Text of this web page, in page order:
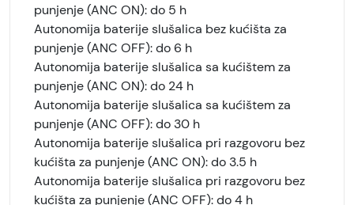
punjenje (ANC ON): do 5 h
Autonomija baterije slušalica bez kućišta za
punjenje (ANC OFF): do 6 h
Autonomija baterije slušalica sa kućištem za
punjenje (ANC ON): do 24 h
Autonomija baterije slušalica sa kućištem za
punjenje (ANC OFF): do 30 h
Autonomija baterije slušalica pri razgovoru bez
kućišta za punjenje (ANC ON): do 3.5 h
Autonomija baterije slušalica pri razgovoru bez
kućišta za punjenje (ANC OFF): do 4 h